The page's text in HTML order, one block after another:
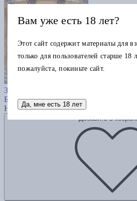
3 т. Т.1
Бахофен И.
Нет в наличии
Добавить в
Вам уже есть 18 лет?
Этот сайт содержит материалы для
только для пользователей старше
пожалуйста, покиньте сайт.
Да, мне есть 18 лет